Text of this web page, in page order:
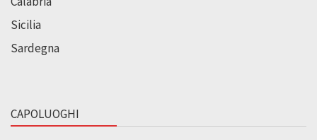
Sicilia
Sardegna
CAPOLUOGHI